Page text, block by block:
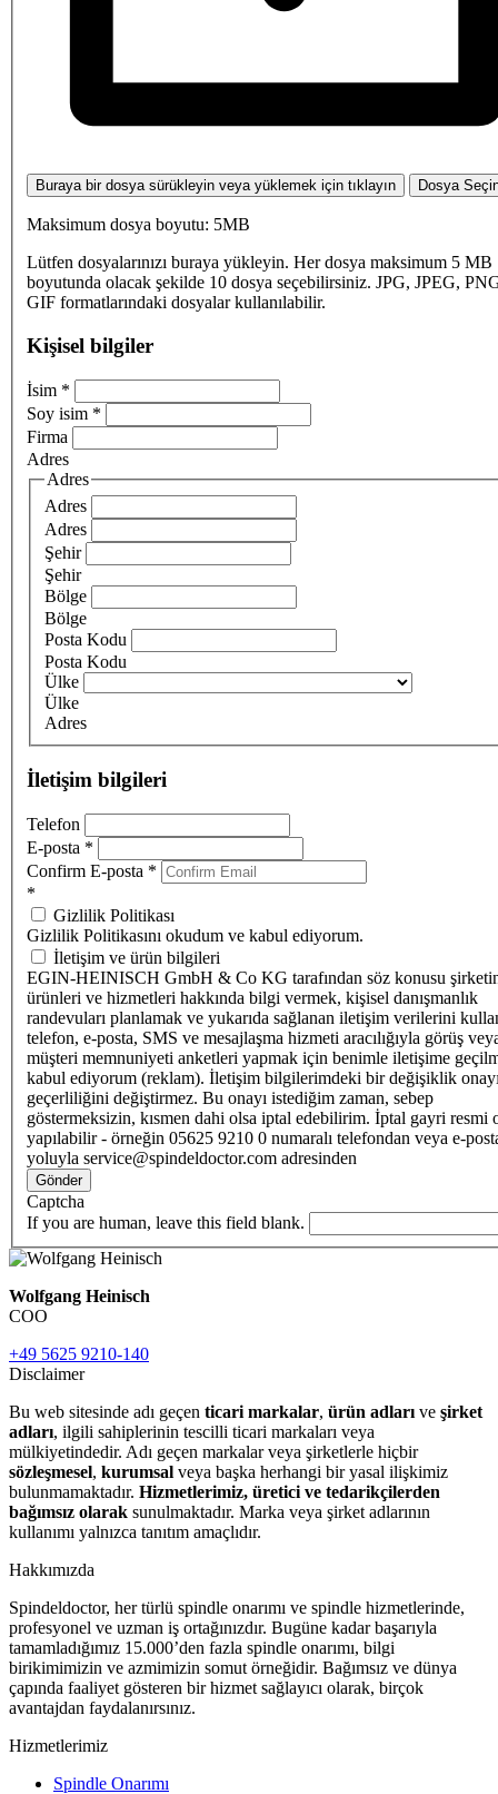
Buraya bir dosya sürükleyin veya yüklemek için tıklayın Dosya
Maksimum dosya boyutu: 5MB
Lütfen dosyalarınızı buraya yükleyin. Her dosya maksimum 5 MB
boyutunda olacak şekilde 10 dosya seçebilirsiniz. JPG, JPEG,
GIF formatlarındaki dosyalar kullanılabilir.
Kişisel bilgiler
İsim *
Soy isim *
Firma
Adres
Adres
Adres
Adres
Şehir
Şehir
Bölge
Bölge
Posta Kodu
Posta Kodu
Ülke
Ülke
Adres
İletişim bilgileri
Telefon
E-posta *
Confirm E-posta *
*
Gizlilik Politikası
Gizlilik Politikasını okudum ve kabul ediyorum.
İletişim ve ürün bilgileri
EGIN-HEINISCH GmbH & Co KG tarafından söz konusu
ürünleri ve hizmetleri hakkında bilgi vermek, kişisel danışmanlık
randevuları planlamak ve yukarıda sağlanan iletişim verilerini
telefon, e-posta, SMS ve mesajlaşma hizmeti aracılığıyla görüş
müşteri memnuniyeti anketleri yapmak için benimle iletişime
kabul ediyorum (reklam). İletişim bilgilerimdeki bir değişiklik
geçerliliğini değiştirmez. Bu onayı istediğim zaman, sebep
göstermeksizin, kısmen dahi olsa iptal edebilirim. İptal gayri resmi
yapılabilir - örneğin 05625 9210 0 numaralı telefondan veya e-
yoluyla service@spindeldoctor.com adresinden
Gönder
Captcha
If you are human, leave this field blank.
Wolfgang Heinisch
COO
+49 5625 9210-140
Disclaimer
Bu web sitesinde adı geçen ticari markalar, ürün adları ve şirket
adları, ilgili sahiplerinin tescilli ticari markaları veya
mülkiyetindedir. Adı geçen markalar veya şirketlerle hiçbir
sözleşmesel, kurumsal veya başka herhangi bir yasal ilişkimiz
bulunmamaktadır. Hizmetlerimiz, üretici ve tedarikçilerden
bağımsız olarak sunulmaktadır. Marka veya şirket adlarının
kullanımı yalnızca tanıtım amaçlıdır.
Hakkımızda
Spindeldoctor, her türlü spindle onarımı ve spindle hizmetlerinde,
profesyonel ve uzman iş ortağınızdır. Bugüne kadar başarıyla
tamamladığımız 15.000’den fazla spindle onarımı, bilgi
birikimimizin ve azmimizin somut örneğidir. Bağımsız ve dünya
çapında faaliyet gösteren bir hizmet sağlayıcı olarak, birçok
avantajdan faydalanırsınız.
Hizmetlerimiz
Spindle Onarımı